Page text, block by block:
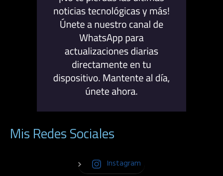
Mis Redes Sociales
Instagram